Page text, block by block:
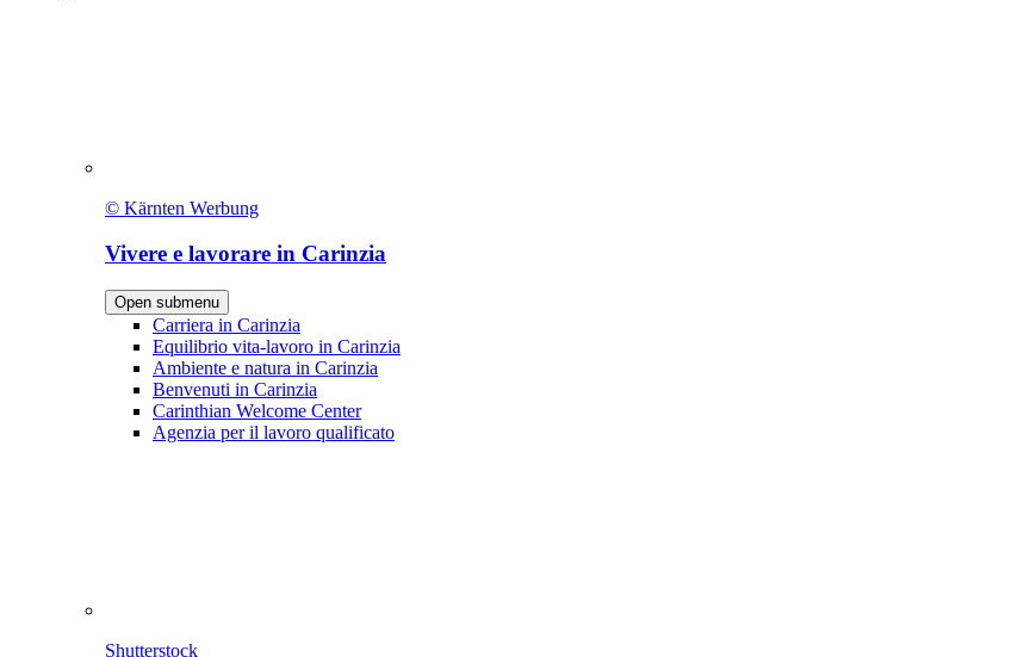
© Kärnten Werbung
Vivere e lavorare in Carinzia
Open submenu
Carriera in Carinzia
Equilibrio vita-lavoro in Carinzia
Ambiente e natura in Carinzia
Benvenuti in Carinzia
Carinthian Welcome Center
Agenzia per il lavoro qualificato
Shutterstock